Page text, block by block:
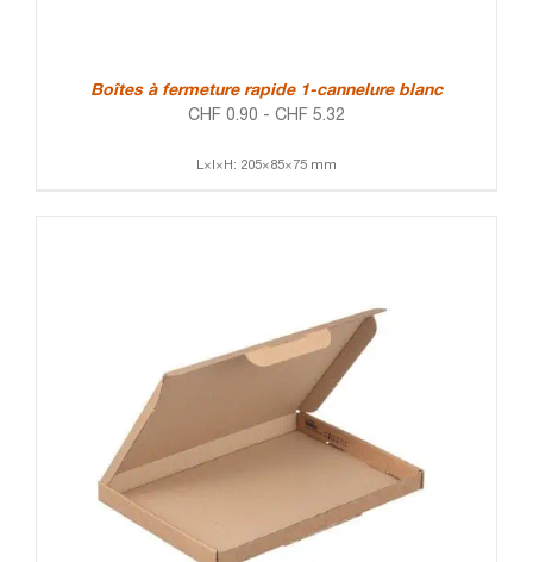
Boîtes à fermeture rapide 1-cannelure blanc
CHF 0.90 - CHF 5.32
L×l×H: 205×85×75 mm